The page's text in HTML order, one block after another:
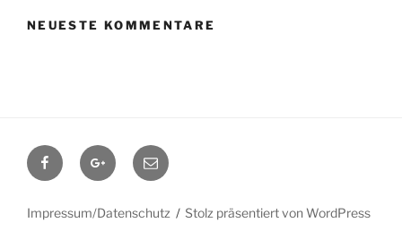
NEUESTE KOMMENTARE
FacebookGoogle+Contact
me
Impressum/Datenschutz Stolz präsentiert von WordPress